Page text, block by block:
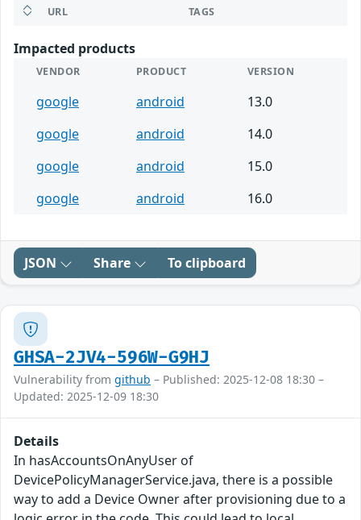
URL TAGS
Impacted products
VENDOR PRODUCT VERSION
google android
13.0
google
android
14.0
google
android
15.0
google
android 16.0
JSON Share To clipboard
GHSA-2JV4-596W-G9HJ
Vulnerability from github – Published: 2025-12-08 18:30 –
Updated: 2025-12-09 18:30
Details
In hasAccountsOnAnyUser of
DevicePolicyManagerService.java, there is a possible
way to add a Device Owner after provisioning due to a